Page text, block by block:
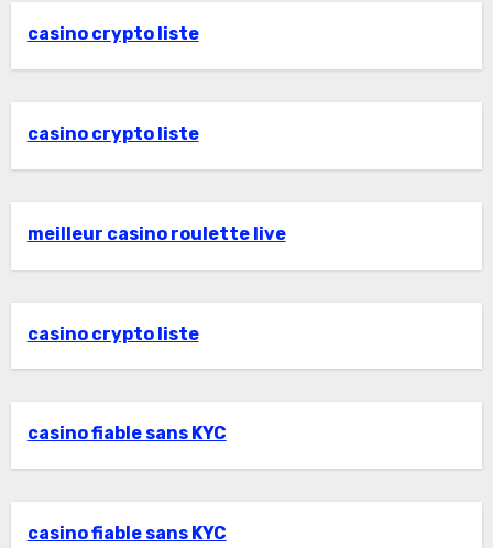
casino crypto liste
casino crypto liste
meilleur casino roulette live
casino crypto liste
casino fiable sans KYC
casino fiable sans KYC